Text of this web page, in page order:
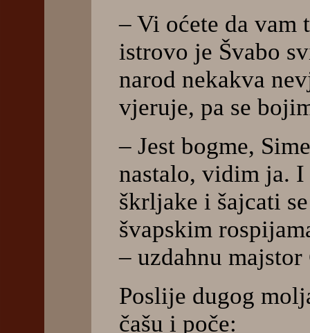
– Vi oćete da vam
istrovo je Švabo
narod nekakva
vjeruje, pa se
– Jest bogme,
nastalo, vidim ja.
škrljake i šajcati
švapskim
– uzdahnu
Poslije dugog
čašu i poče: